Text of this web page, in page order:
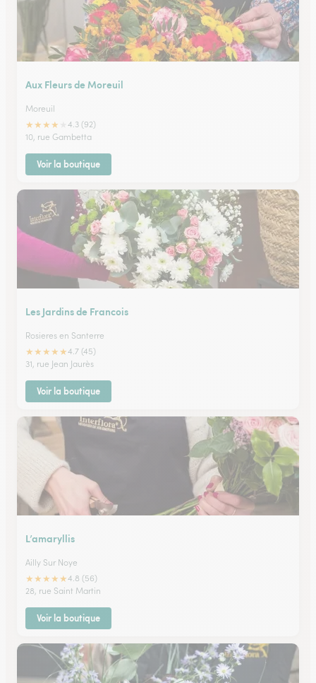
Aux Fleurs de Moreuil
Moreuil
★★★★
4.3 (92)
10, rue Gambetta
Voir la boutique
Les Jardins de Francois
Rosieres en Santerre
★★★★★4.7 (45)
31, rue Jean Jaurès
Voir la boutique
L’amaryllis
Ailly Sur Noye
★★★★★4.8 (56)
28, rue Saint Martin
Voir la boutique